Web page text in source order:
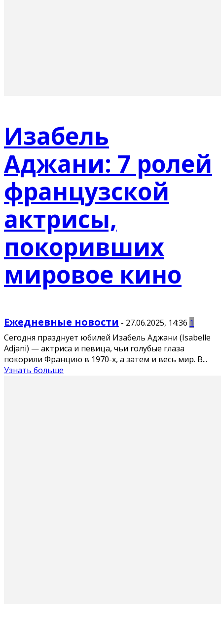
Изабель
Аджани: 7 ролей
французской
актрисы,
покоривших
мировое кино
Ежедневные новости - 27.06.2025, 14:36 1
Сегодня празднует юбилей Изабель Аджани (Isabelle
Adjani) — актриса и певица, чьи голубые глаза
покорили Францию в 1970-х, а затем и весь мир. В...
Узнать больше